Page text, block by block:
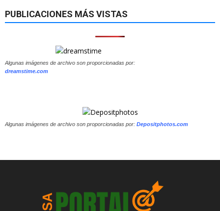
PUBLICACIONES MÁS VISTAS
Algunas imágenes de archivo son proporcionadas por:
dreamstime.com
Algunas imágenes de archivo son proporcionadas por: Depositphotos.com